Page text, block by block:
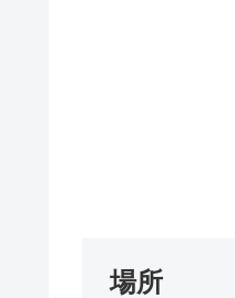
場所